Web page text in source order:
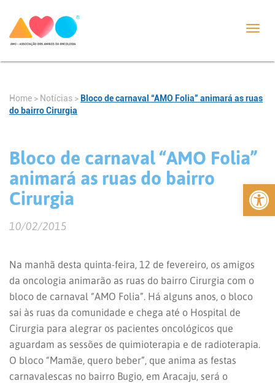
Abrir
Home > Notícias > Bloco de carnaval “AMO Folia” animará as ruas
do bairro Cirurgia
Bloco de carnaval “AMO Folia”
animará as ruas do bairro
Cirurgia
10/02/2015
Na manhã desta quinta-feira, 12 de fevereiro, os amigos
da oncologia animarão as ruas do bairro Cirurgia com o
bloco de carnaval “AMO Folia”. Há alguns anos, o bloco
sai às ruas da comunidade e chega até o Hospital de
Cirurgia para alegrar os pacientes oncológicos que
aguardam as sessões de quimioterapia e de radioterapia.
O bloco “Mamãe, quero beber”, que anima as festas
carnavalescas no bairro Bugio, em Aracaju, será o